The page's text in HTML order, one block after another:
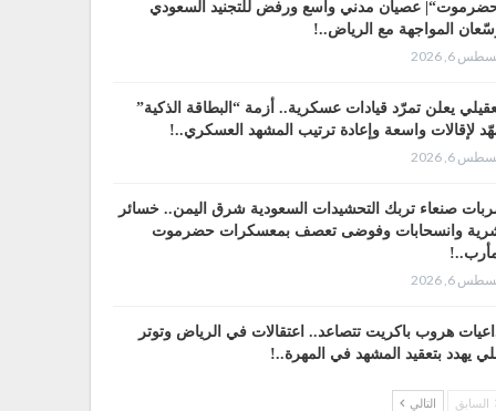
عصيان مدني واسع ورفض للتجنيد السعودي
المواجهة مع الرياض..!
6, 2026
يعلن تمرّد قيادات عسكرية.. أزمة “البطاقة الذكية”
لإقالات واسعة وإعادة ترتيب المشهد العسكري..!
6, 2026
صنعاء تربك التحشيدات السعودية شرق اليمن.. خسائر
وانسحابات وفوضى تعصف بمعسكرات حضرموت
6, 2026
هروب باكريت تتصاعد.. اعتقالات في الرياض وتوتر
يهدد بتعقيد المشهد في المهرة..!
السابق التالي